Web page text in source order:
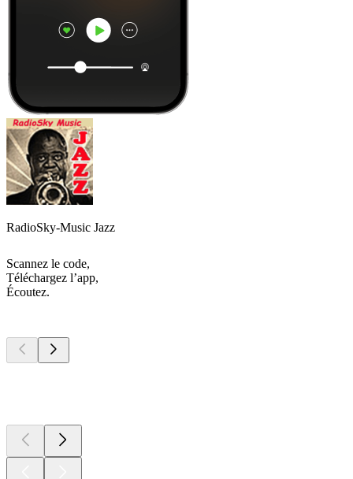
RadioSky-Music Jazz
Scannez le code,
Téléchargez l’app,
Écoutez.